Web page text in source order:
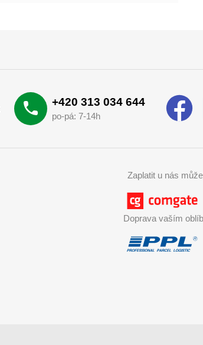
+420 313 034 644
po-pá: 7-14h
Zaplatit u nás
Doprava vaším